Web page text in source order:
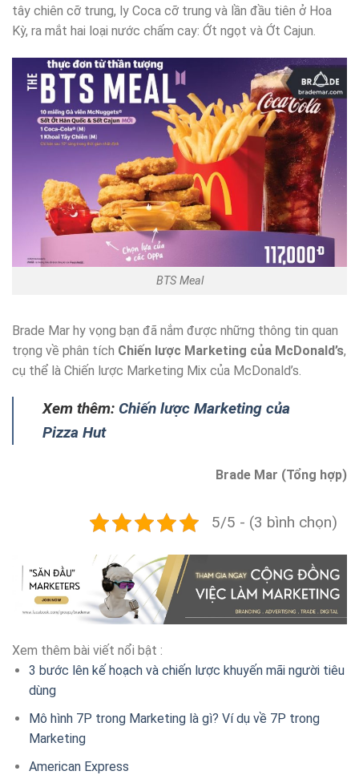
tây chiên cỡ trung, ly Coca cỡ trung và lần đầu tiên ở Hoa
Kỳ, ra mắt hai loại nước chấm cay: Ớt ngọt và Ớt Cajun.
BTS Meal
Brade Mar hy vọng bạn đã nắm được những thông tin quan
trọng về phân tích Chiến lược Marketing của McDonald’s,
cụ thể là Chiến lược Marketing Mix của McDonald’s.
Xem thêm: Chiến lược Marketing của
Pizza Hut
Brade Mar (Tổng hợp)
5/5 - (3 bình chọn)
Xem thêm bài viết nổi bật :
3 bước lên kế hoạch và chiến lược khuyến mãi người tiêu
dùng
Mô hình 7P trong Marketing là gì? Ví dụ về 7P trong
Marketing
American Express